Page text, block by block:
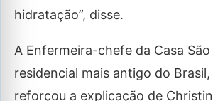
hidratação”, disse.
A Enfermeira-chefe da Casa São
residencial mais antigo do Brasil,
reforçou a explicação de